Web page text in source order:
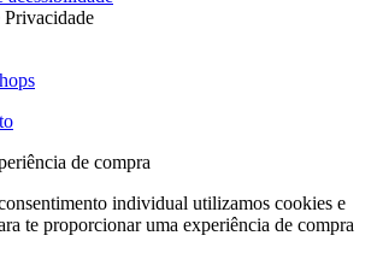
de compra
individual utilizamos cookies e
te proporcionar uma experiência de compra